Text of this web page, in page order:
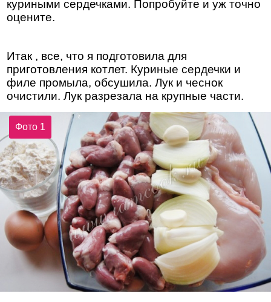
куриными сердечками. Попробуйте и уж точно
оцените.
Итак , все, что я подготовила для
приготовления котлет. Куриные сердечки и
филе промыла, обсушила. Лук и чеснок
очистили. Лук разрезала на крупные части.
Фото 1